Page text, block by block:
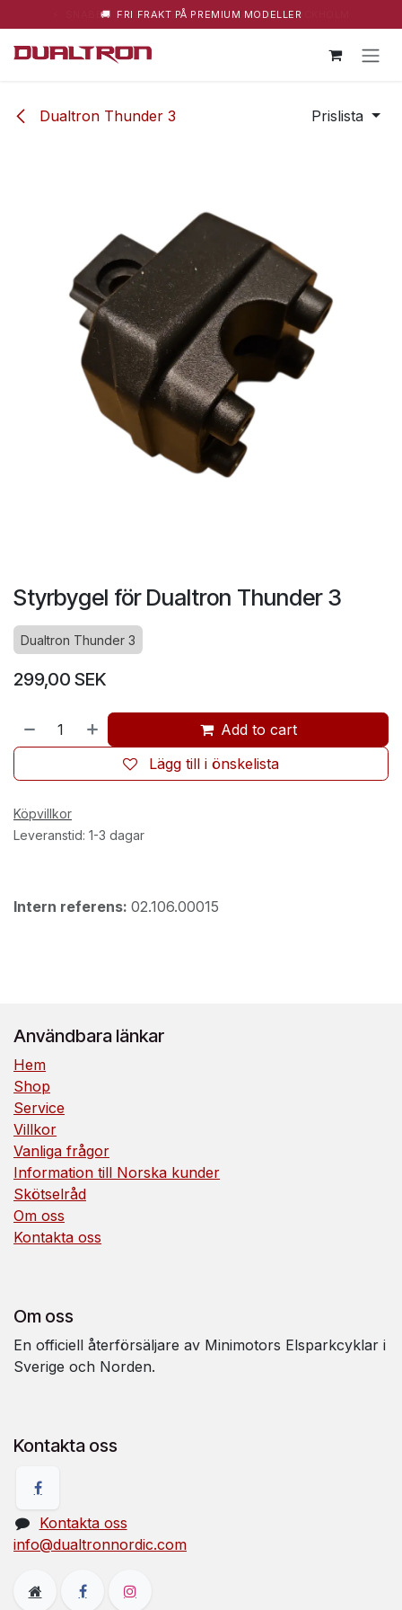
🚚 FRI FRAKT PÅ PREMIUM MODELLER
⚡ SNABBA LEVERANSER – HUVUDLAGER I STOCKHOLM
Dualtron Thunder 3 Prislista
Styrbygel för Dualtron Thunder 3
Dualtron Thunder 3
299,00 SEK
Add to cart
Lägg till i önskelista
Köpvillkor
Leveranstid: 1-3 dagar
Intern referens: 02.106.00015
Användbara länkar
Hem
Shop
Service
Villkor
Vanliga frågor
Information till Norska kunder
Skötselråd
Om oss
Kontakta oss
Om oss
En officiell återförsäljare av Minimotors Elsparkcyklar i
Sverige och Norden.
Kontakta oss
Kontakta oss
info@dualtronnordic.com